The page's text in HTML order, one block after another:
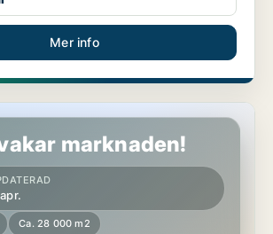
Mer info
marknaden!
Ca. 28 000 m2